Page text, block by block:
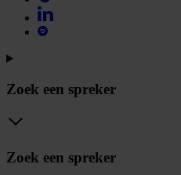
Zoek een spreker
Zoek een spreker